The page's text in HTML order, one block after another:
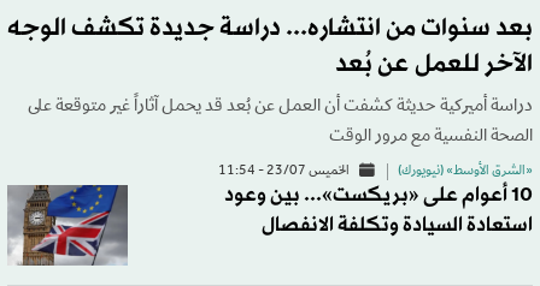
بعد سنوات من انتشاره... دراسة جديدة تكشف الوجه
الآخر للعمل عن بُعد
دراسة أميركية حديثة كشفت أن العمل عن بُعد قد يحمل آثاراً غير متوقعة على
الصحة النفسية مع مرور الوقت
«الشرق الأوسط» (نيويورك) الخميس 23/07 - 11:54
10 أعوام على «بريكست»... بين وعود
استعادة السيادة وتكلفة الانفصال